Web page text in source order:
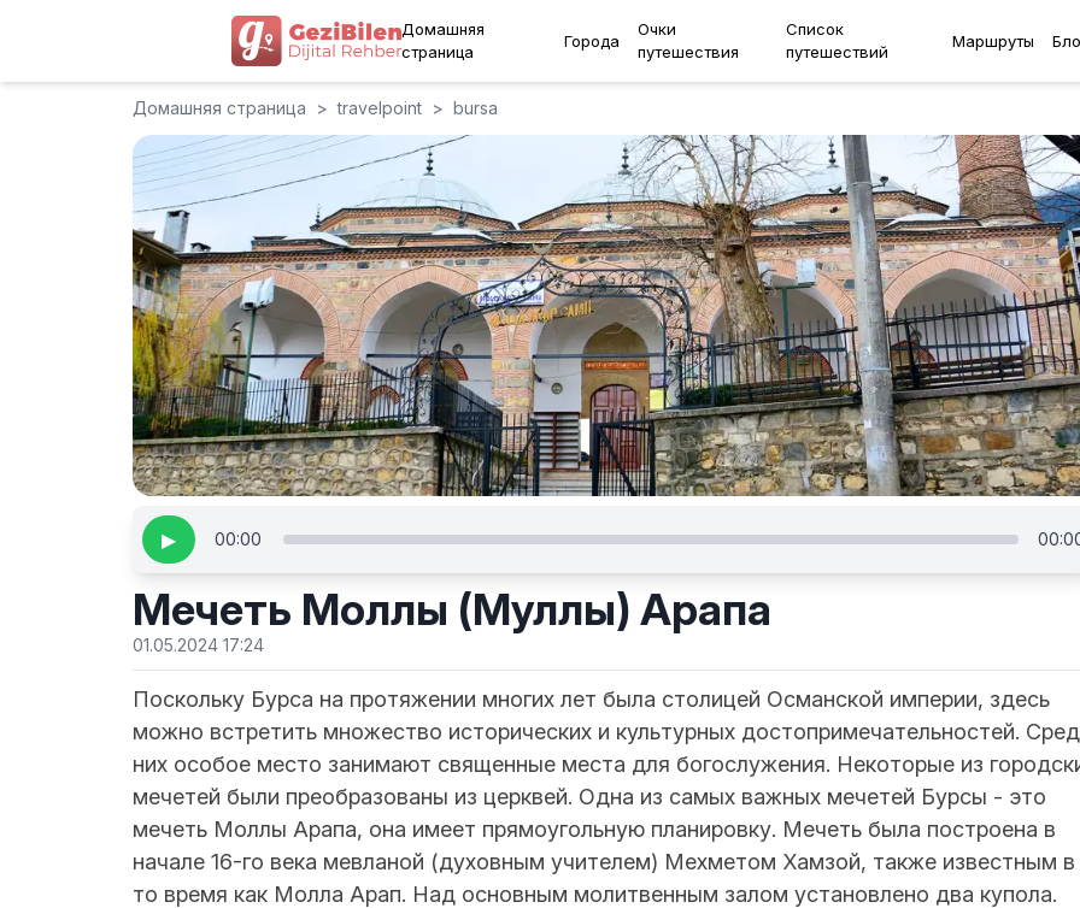
Домашняя
страница
Города
Очки
путешествия
Список
путешествий
Маршруты
Домашняя страница > travelpoint > bursa
▶ 00:00
Мечеть Моллы (Муллы) Арапа
01.05.2024 17:24
Поскольку Бурса на протяжении многих лет была столицей Османской империи, здесь
можно встретить множество исторических и культурных достопримечательностей.
них особое место занимают священные места для богослужения. Некоторые из
мечетей были преобразованы из церквей. Одна из самых важных мечетей Бурсы - это
мечеть Моллы Арапа, она имеет прямоугольную планировку. Мечеть была построена в
начале 16-го века мевланой (духовным учителем) Мехметом Хамзой, также известным в
то время как Молла Арап. Над основным молитвенным залом установлено два купола.